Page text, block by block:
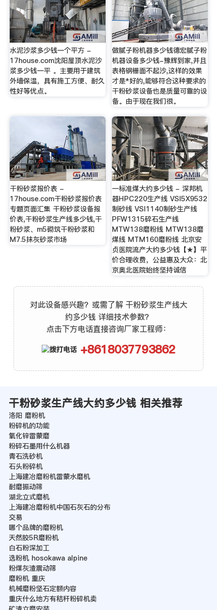
水泥沙浆多少钱一个平方 -
17house.com沈阳屋顶水泥沙
浆多少钱一平 。主要用于建筑
外墙保温，具有施工方便、耐久
性好等优点。
做腻子粉机器多少钱德宏腻子粉
机器设备多少钱-豫辉到家,并且
表格钢栅面不起沙,这样的效果
才是*好的,能够符合这种要求的
干粉砂浆设备也是质量可靠的设
备。由于现在我们很。
干粉砂浆报价表 -
17house.com干粉砂浆报价表
专题页面汇集 干粉砂浆设备报
价表,干粉砂浆生产线多少钱,干
粉砂浆、m5砌筑干粉砂浆和
M7.5抹灰砂浆市场
一标准煤大约多少钱 - 深邦机
器HPC220生产线 VSI5X9532
制砂线 VSI1140制砂生产线
PFW1315碎石生产线
MTW138磨粉线 MTW138磨
煤线 MTM160磨粉线 北京安
贞医院流产大约多少钱【★】平
价合理收费，公益惠及大众：北
京奥北医院始终坚持诚信
对此设备感兴趣？或需了解 干粉砂浆生产线大
约多少钱 详细技术参数？
点击下方电话直接咨询厂家工程师：
+8618037793862
干粉砂浆生产线大约多少钱 相关推荐
洛阳 磨粉机
粉碎机的功能
氧化锌雷蒙磨
粉碎石墨用什么机器
青石洗砂机
石头粉碎机
上海建冶磨粉机雷蒙水磨机
耐磨振动筛
湖北立式磨机
上海建冶磨粉机中国石灰石的分布
交易
哪个品牌的磨粉机
天然胶5R磨粉机
白石粉深加工
选粉机 hosokawa alpine
粉煤灰渣震动筛
磨粉机 重庆
机械磨粉坚石定额内容
重庆什么地方有秸秆粉碎机卖